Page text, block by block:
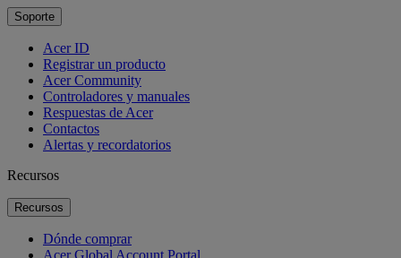
Soporte
Acer ID
Registrar un producto
Acer Community
Controladores y manuales
Respuestas de Acer
Contactos
Alertas y recordatorios
Recursos
Recursos
Dónde comprar